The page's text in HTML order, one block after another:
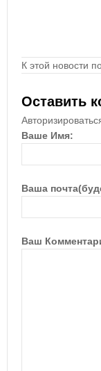
К этой новости
Оставить
Ваше Имя:
Ваша
Ваш